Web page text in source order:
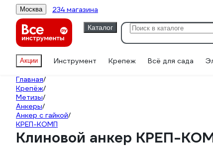
Москва 234 магазина
Каталог
Акции Инструмент Крепеж Всё для сада
Главная/
Крепёж/
Метизы/
Анкеры/
Анкер с гайкой/
КРЕП-КОМП
Клиновой анкер КРЕП-